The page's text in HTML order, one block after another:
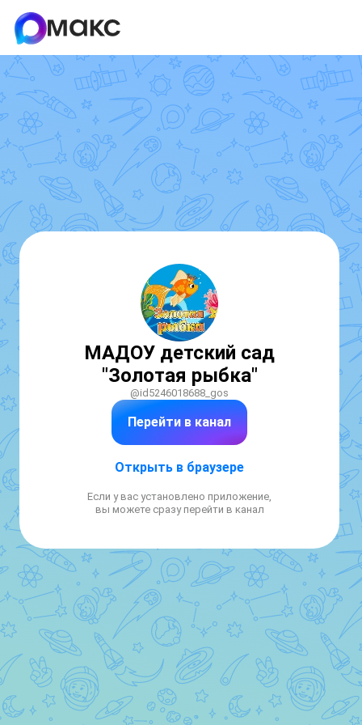
МАДОУ детский сад
"Золотая рыбка"
@id5246018688_gos
Перейти в канал
Открыть в браузере
Если у вас установлено приложение,
вы можете сразу перейти в канал